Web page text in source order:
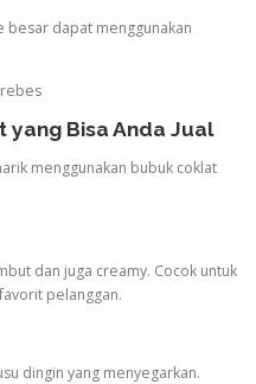
besar dapat menggunakan
yang Bisa Anda Jual
menggunakan bubuk coklat
dan juga creamy. Cocok untuk
pelanggan.
dingin yang menyegarkan.